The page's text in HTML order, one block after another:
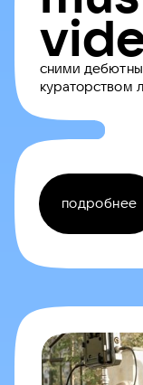
сними
кураторством
подробнее